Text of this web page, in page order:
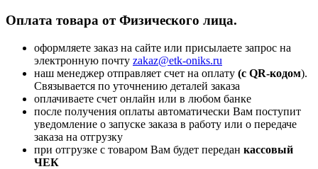
Оплата товара от Физического лица.
оформляете заказ на сайте или присылаете запрос на
электронную почту zakaz@etk-oniks.ru
наш менеджер отправляет счет на оплату (с QR-кодом).
Связывается по уточнению деталей заказа
оплачиваете счет онлайн или в любом банке
после получения оплаты автоматически Вам поступит
уведомление о запуске заказа в работу или о передаче
заказа на отгрузку
при отгрузке с товаром Вам будет передан кассовый
ЧЕК